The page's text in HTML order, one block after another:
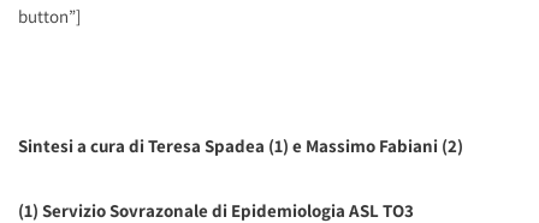
button”]
Sintesi a cura di Teresa Spadea (1) e Massimo Fabiani (2)
(1) Servizio Sovrazonale di Epidemiologia ASL TO3